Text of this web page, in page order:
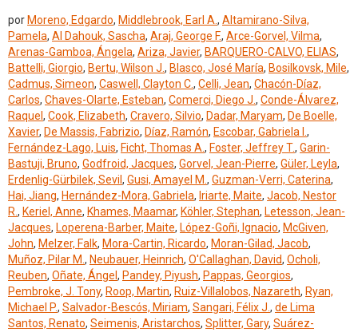
por Moreno, Edgardo, Middlebrook, Earl A., Altamirano-Silva,
Pamela, Al Dahouk, Sascha, Araj, George F., Arce-Gorvel, Vilma,
Arenas-Gamboa, Ángela, Ariza, Javier, BARQUERO-CALVO, ELIAS,
Battelli, Giorgio, Bertu, Wilson J., Blasco, José María, Bosilkovsk, Mile,
Cadmus, Simeon, Caswell, Clayton C., Celli, Jean, Chacón-Díaz,
Carlos, Chaves-Olarte, Esteban, Comerci, Diego J., Conde-Álvarez,
Raquel , Cook, Elizabeth, Cravero, Silvio, Dadar, Maryam, De Boelle,
Xavier, De Massis, Fabrizio, Díaz, Ramón, Escobar, Gabriela I.,
Fernández-Lago, Luis, Ficht, Thomas A., Foster, Jeffrey T., Garin-
Bastuji, Bruno, Godfroid, Jacques, Gorvel, Jean-Pierre, Güler, Leyla,
Erdenlig-Gürbilek, Sevil , Gusi, Amayel M., Guzman-Verri, Caterina,
Hai, Jiang, Hernández-Mora, Gabriela, Iriarte, Maite, Jacob, Nestor
R., Keriel, Anne, Khames, Maamar, Köhler, Stephan, Letesson, Jean-
Jacques, Loperena-Barber, Maite, López-Goñi, Ignacio, McGiven,
John, Melzer, Falk, Mora-Cartin, Ricardo, Moran-Gilad, Jacob,
Muñoz, Pilar M., Neubauer, Heinrich, O'Callaghan, David, Ocholi,
Reuben, Oñate, Ángel , Pandey, Piyush, Pappas, Georgios,
Pembroke, J. Tony, Roop, Martin, Ruiz-Villalobos, Nazareth, Ryan,
Michael P., Salvador-Bescós, Miriam, Sangari, Félix J., de Lima
Santos, Renato, Seimenis, Aristarchos, Splitter, Gary, Suárez-